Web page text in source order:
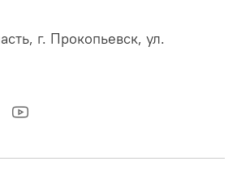
г. Прокопьевск, ул.